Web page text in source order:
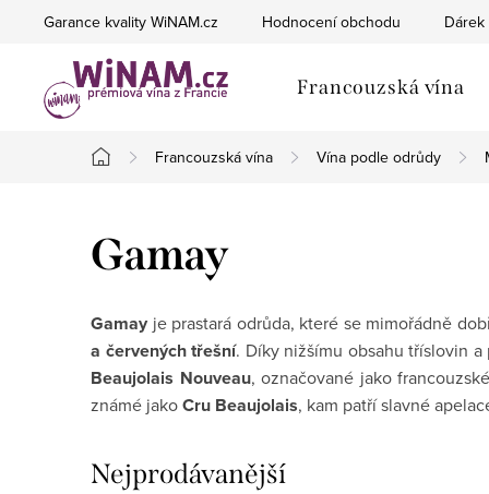
Garance kvality WiNAM.cz Hodnocení obchodu Dárek
Francouzská vína
Domů
Francouzská vína Vína podle odrůdy
Gamay
Gamay je prastará odrůda, které se mimořádně
a červených třešní. Díky nižšímu obsahu tříslovin
Beaujolais Nouveau, označované jako
známé jakoCru Beaujolais, kam patří slavné
Nejprodávanější